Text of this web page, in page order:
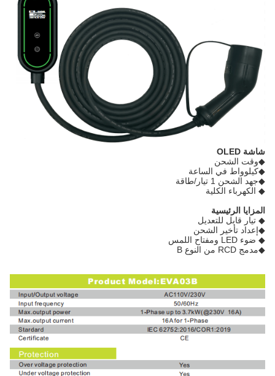
شاشة OLED
◆وقت الشحن
◆كيلوواط في الساعة
◆جهد الشحن 1 تيار/طاقة
◆ الكهرباء الكلية
المزايا الرئيسية
◆ تيار قابل للتعديل
◆إعداد تأخير الشحن
◆ ضوء LED ومفتاح اللمس
◆مدمج RCD من النوع B